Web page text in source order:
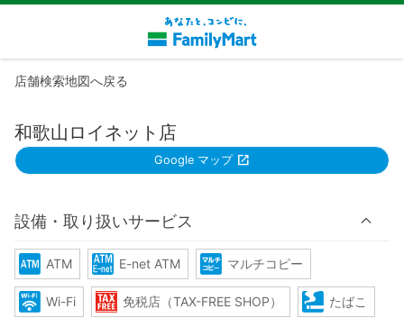
店舗検索地図へ戻る
和歌山ロイネット店
Google マップ
設備・取り扱いサービス
ATM E-net ATM マルチコピー
Wi-Fi 免税店（TAX-FREE SHOP） たばこ